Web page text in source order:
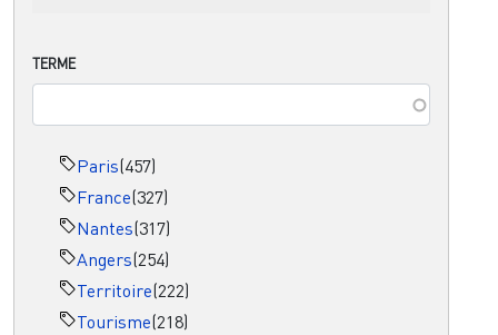
TERME
Paris(457)
France(327)
Nantes(317)
Angers(254)
Territoire(222)
Tourisme(218)